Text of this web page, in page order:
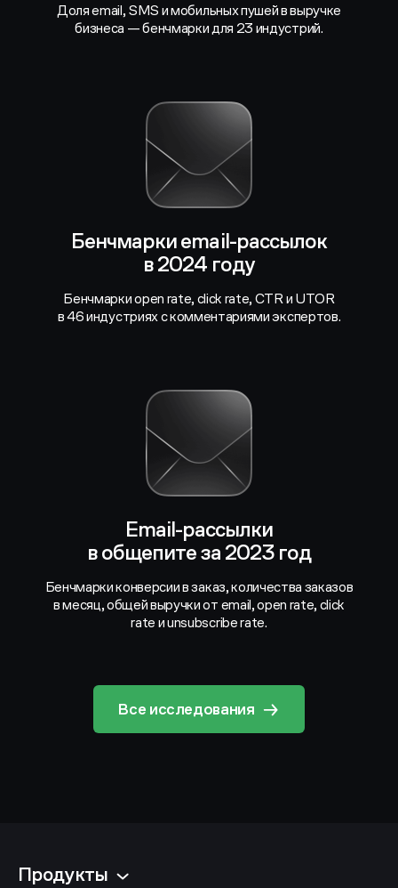
Бенчмарки email-рассылок
в 2024 году
Бенчмарки open rate, click rate, CTR и UTOR
в 46 индустриях с комментариями экспертов.
Доля email, SMS и мобильных пушей в выручке
бизнеса — бенчмарки для 23 индустрий.
Email-рассылки
в общепите за 2023 год
Бенчмарки конверсии в заказ, количества заказов
в месяц, общей выручки от email, open rate, click
rate и unsubscribe rate.
Все исследования
Продукты